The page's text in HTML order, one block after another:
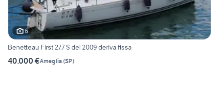
6
Benetteau First 27.7 S del 2009 deriva fissa
40.000 €Ameglia (SP)